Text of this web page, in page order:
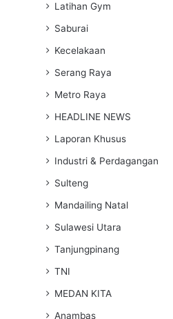
Latihan Gym
Saburai
Kecelakaan
Serang Raya
Metro Raya
HEADLINE NEWS
Laporan Khusus
Industri & Perdagangan
Sulteng
Mandailing Natal
Sulawesi Utara
Tanjungpinang
TNI
MEDAN KITA
Anambas